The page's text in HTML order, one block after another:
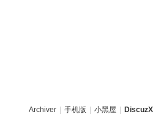
Archiver 手机版 小黑屋 DiscuzX